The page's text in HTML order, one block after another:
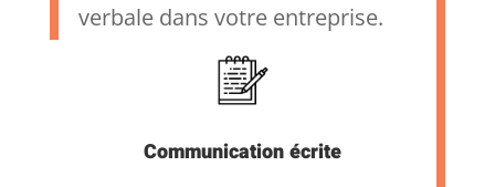
verbale dans votre entreprise.
Communication écrite